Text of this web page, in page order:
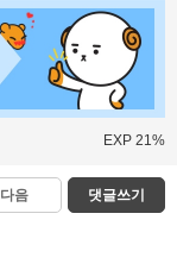
EXP 21%
다음 댓글쓰기